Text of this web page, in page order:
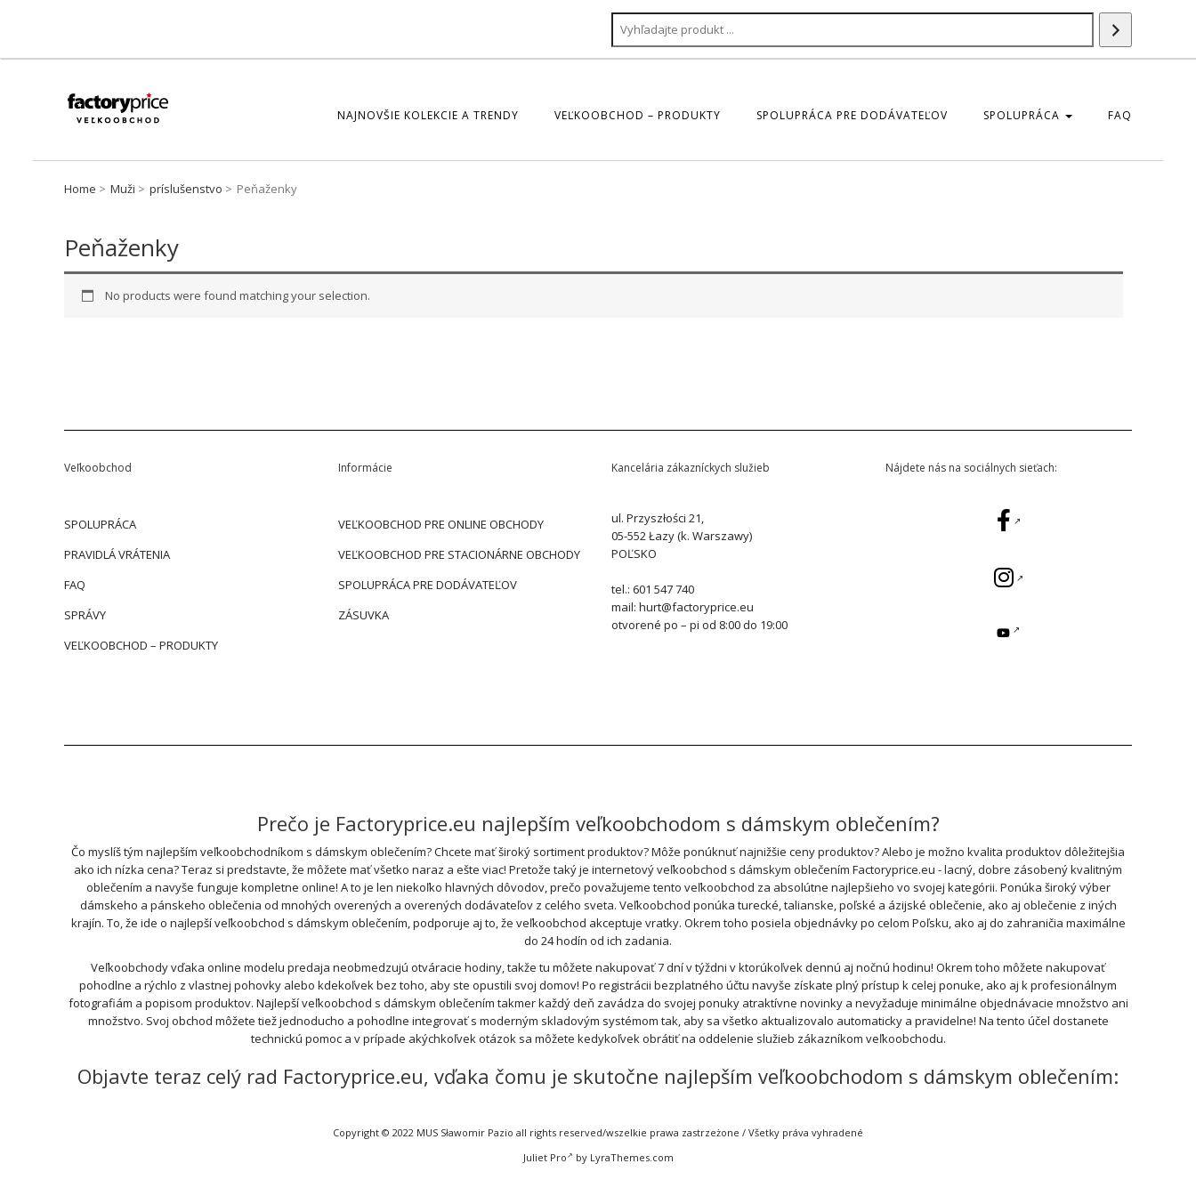
produktu
NAJNOVŠIE KOLEKCIE A TRENDY VEĽKOOBCHOD – PRODUKTY SPOLUPRÁCA PRE DODÁVATEĽOV SPOLUPRÁCA FAQ
Home Muži príslušenstvo Peňaženky
Peňaženky
No products were found matching your selection.
Veľkoobchod
SPOLUPRÁCA
PRAVIDLÁ VRÁTENIA
FAQ
SPRÁVY
VEĽKOOBCHOD – PRODUKTY
Informácie
VEĽKOOBCHOD PRE ONLINE OBCHODY
VEĽKOOBCHOD PRE STACIONÁRNE OBCHODY
SPOLUPRÁCA PRE DODÁVATEĽOV
ZÁSUVKA
Kancelária zákazníckych služieb
ul. Przyszłości 21,
05-552 Łazy (k. Warszawy)
POĽSKO
tel.: 601 547 740
mail: hurt@factoryprice.eu
otvorené po – pi od 8:00 do 19:00
Nájdete nás na sociálnych sieťach:
Prečo je Factoryprice.eu najlepším veľkoobchodom s dámskym oblečením?
Čo myslíš tým najlepším veľkoobchodníkom s dámskym oblečením? Chcete mať široký sortiment produktov? Môže ponúknuť najnižšie ceny produktov? Alebo je možno kvalita produktov dôležitejšia
ako ich nízka cena? Teraz si predstavte, že môžete mať všetko naraz a ešte viac! Pretože taký je internetový veľkoobchod s dámskym oblečením Factoryprice.eu - lacný, dobre zásobený kvalitným
oblečením a navyše funguje kompletne online! A to je len niekoľko hlavných dôvodov, prečo považujeme tento veľkoobchod za absolútne najlepšieho vo svojej kategórii. Ponúka široký výber
dámskeho a pánskeho oblečenia od mnohých overených a overených dodávateľov z celého sveta. Veľkoobchod ponúka turecké, talianske, poľské a ázijské oblečenie, ako aj oblečenie z iných
krajín. To, že ide o najlepší veľkoobchod s dámskym oblečením, podporuje aj to, že veľkoobchod akceptuje vratky. Okrem toho posiela objednávky po celom Poľsku, ako aj do zahraničia maximálne
do 24 hodín od ich zadania.
Veľkoobchody vďaka online modelu predaja neobmedzujú otváracie hodiny, takže tu môžete nakupovať 7 dní v týždni v ktorúkoľvek dennú aj nočnú hodinu! Okrem toho môžete nakupovať
pohodlne a rýchlo z vlastnej pohovky alebo kdekoľvek bez toho, aby ste opustili svoj domov! Po registrácii bezplatného účtu navyše získate plný prístup k celej ponuke, ako aj k profesionálnym
fotografiám a popisom produktov. Najlepší veľkoobchod s dámskym oblečením takmer každý deň zavádza do svojej ponuky atraktívne novinky a nevyžaduje minimálne objednávacie množstvo ani
množstvo. Svoj obchod môžete tiež jednoducho a pohodlne integrovať s moderným skladovým systémom tak, aby sa všetko aktualizovalo automaticky a pravidelne! Na tento účel dostanete
technickú pomoc a v prípade akýchkoľvek otázok sa môžete kedykoľvek obrátiť na oddelenie služieb zákazníkom veľkoobchodu.
Objavte teraz celý rad Factoryprice.eu, vďaka čomu je skutočne najlepším veľkoobchodom s dámskym oblečením:
Copyright © 2022 MUS Sławomir Pazio all rights reserved/wszelkie prawa zastrzeżone / Všetky práva vyhradené
Juliet Pro
by LyraThemes.com